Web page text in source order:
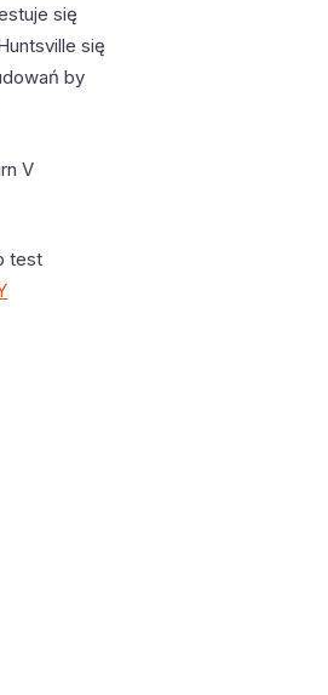
się
się
by
V
test